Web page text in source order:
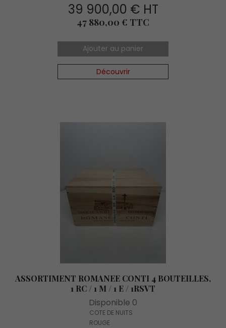
39 900,00 € HT
Prix
47 880,00 € TTC
Ajouter au panier
Découvrir
ASSORTIMENT ROMANEE CONTI 4 BOUTEILLES,
1 RC / 1 M / 1 E / 1RSVT
Disponible 0
COTE DE NUITS
ROUGE